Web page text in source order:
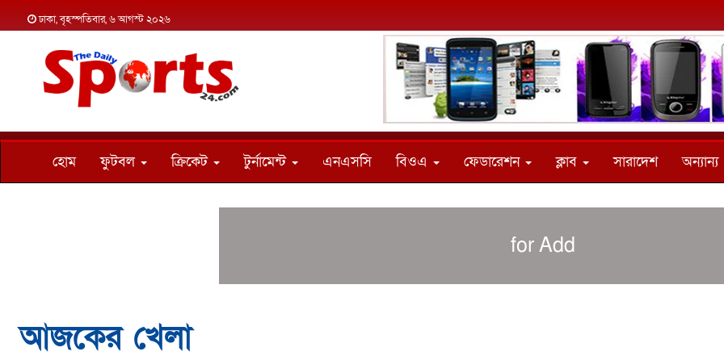
ঢাকা, বৃহস্পতিবার, ৬ আগস্ট ২০২৬
হোম ফুটবল ক্রিকেট টুর্নামেন্ট এনএসসি বিওএ ফেডারেশন ক্লাব সারাদেশ অন্যান্য
for Add
আজকের খেলা